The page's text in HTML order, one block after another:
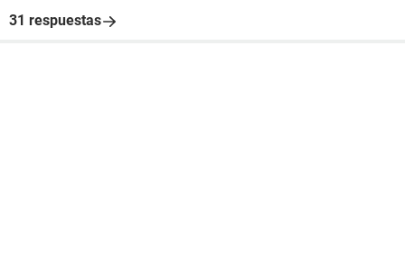
31 respuestas